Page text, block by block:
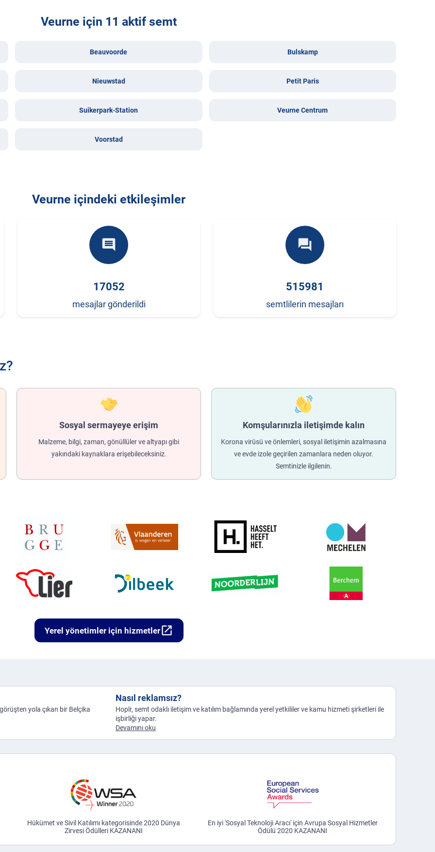
Veurne için 11 aktif semt
Beauvoorde Bulskamp
Nieuwstad Petit Paris
Suikerpark-Station Veurne Centrum
Voorstad
Veurne içindeki etkileşimler
comment
17052
mesajlar gönderildi
forum
515981
semtlilerin mesajları
Sosyal sermayeye erişim
Malzeme, bilgi, zaman, gönüllüler ve altyapı gibi
yakındaki kaynaklara erişebileceksiniz.
Komşularınızla iletişimde kalın
Korona virüsü ve önlemleri, sosyal iletişimin azalmasına
ve evde izole geçirilen zamanlara neden oluyor.
Semtinizle ilgilenin.
Yerel yönetimler için hizmetleropen_in_new
yola çıkan bir Belçika
Nasıl reklamsız?
Hoplr, semt odaklı iletişim ve katılım bağlamında yerel yetkililer ve kamu hizmeti şirketleri ile
işbirliği yapar.
Devamını oku
Hükümet ve Sivil Katılımı kategorisinde 2020 Dünya
Zirvesi Ödülleri KAZANANI
En iyi 'Sosyal Teknoloji Aracı' için Avrupa Sosyal Hizmetler
Ödülü 2020 KAZANANI